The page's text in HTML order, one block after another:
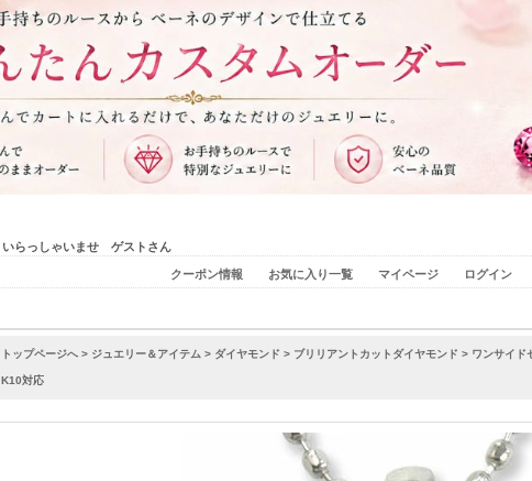
いらっしゃいませ ゲストさん
クーポン情報 お気に入り一覧 マイページ ログイン
トップページへ > ジュエリー＆アイテム > ダイヤモンド > ブリリアントカットダイヤモンド > ワンサイド
K10対応